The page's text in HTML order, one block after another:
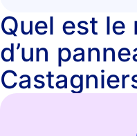
Quel est le
d’un